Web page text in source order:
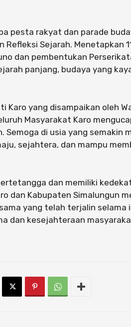
pesta rakyat dan parade
Refleksi Sejarah. Menetapkan
dan pembentukan
panjang, budaya yang
Karo yang disampaikan oleh
Masyarakat Karo
Semoga di usia yang semakin
sejahtera, dan mampu
dan memiliki
dan Kabupaten Simalungun
yang telah terjalin
dan kesejahteraan